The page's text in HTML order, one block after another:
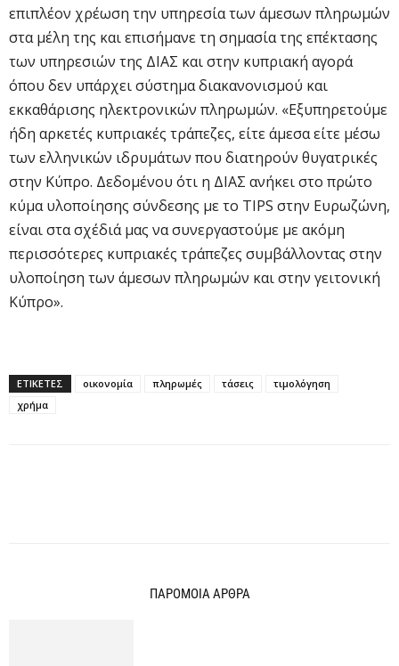
επιπλέον χρέωση την υπηρεσία των άμεσων πληρωμών
στα μέλη της και επισήμανε τη σημασία της επέκτασης
των υπηρεσιών της ΔΙΑΣ και στην κυπριακή αγορά
όπου δεν υπάρχει σύστημα διακανονισμού και
εκκαθάρισης ηλεκτρονικών πληρωμών. «Εξυπηρετούμε
ήδη αρκετές κυπριακές τράπεζες, είτε άμεσα είτε μέσω
των ελληνικών ιδρυμάτων που διατηρούν θυγατρικές
στην Κύπρο. Δεδομένου ότι η ΔΙΑΣ ανήκει στο πρώτο
κύμα υλοποίησης σύνδεσης με το TIPS στην Ευρωζώνη,
είναι στα σχέδιά μας να συνεργαστούμε με ακόμη
περισσότερες κυπριακές τράπεζες συμβάλλοντας στην
υλοποίηση των άμεσων πληρωμών και στην γειτονική
Κύπρο».
ΕΤΙΚΕΤΕΣ οικονομία πληρωμές τάσεις
τιμολόγηση
χρήμα
ΠΑΡΟΜΟΙΑ ΑΡΘΡΑ